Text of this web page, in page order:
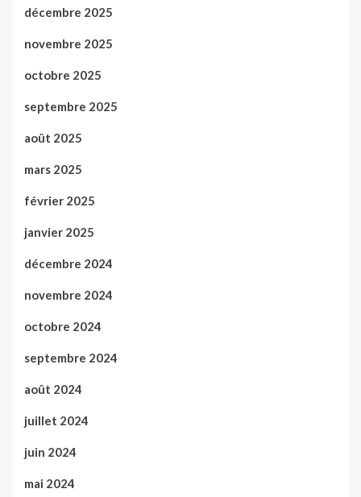
décembre 2025
novembre 2025
octobre 2025
septembre 2025
août 2025
mars 2025
février 2025
janvier 2025
décembre 2024
novembre 2024
octobre 2024
septembre 2024
août 2024
juillet 2024
juin 2024
mai 2024